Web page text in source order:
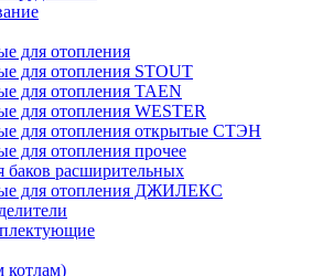
для отопления
для отопления STOUT
для отопления TAEN
для отопления WESTER
для отопления открытые СТЭН
для отопления прочее
расширительных
для отопления ДЖИЛЕКС
котлам)